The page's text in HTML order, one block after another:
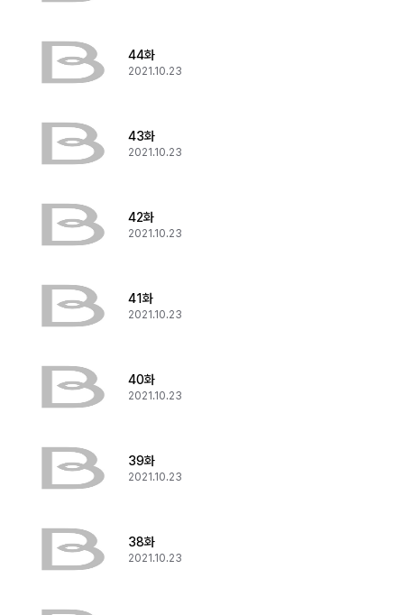
44화
2021.10.23
43화
2021.10.23
42화
2021.10.23
41화
2021.10.23
40화
2021.10.23
39화
2021.10.23
38화
2021.10.23